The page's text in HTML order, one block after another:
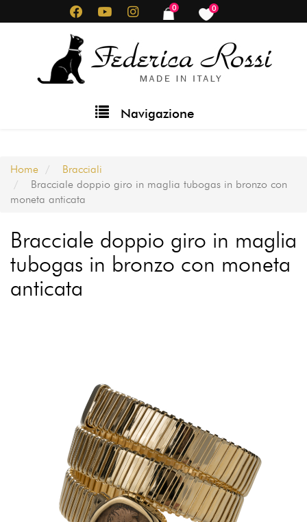
al
0
items
0
items
Navigazione
Home
Bracciali
Bracciale doppio giro in maglia tubogas in bronzo con
moneta anticata
Bracciale doppio giro in maglia
tubogas in bronzo con moneta
anticata